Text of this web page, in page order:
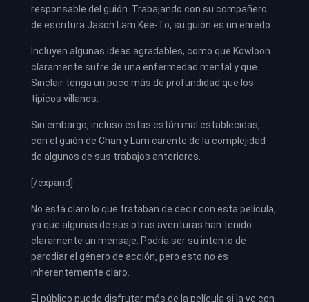
responsable del guión. Trabajando con su compañero
de escritura Jason Lam Kee-To, su guión es un enredo.
Incluyen algunas ideas agradables, como que Kowloon
claramente sufre de una enfermedad mental y que
Sinclair tenga un poco más de profundidad que los
típicos villanos.
Sin embargo, incluso estas están mal establecidas,
con el guión de Chan y Lam carente de la complejidad
de algunos de sus trabajos anteriores.
[/expand]
No está claro lo que trataban de decir con esta película,
ya que algunas de sus otras aventuras han tenido
claramente un mensaje. Podría ser su intento de
parodiar el género de acción, pero esto no es
inherentemente claro.
El público puede disfrutar más de la película si la ve con